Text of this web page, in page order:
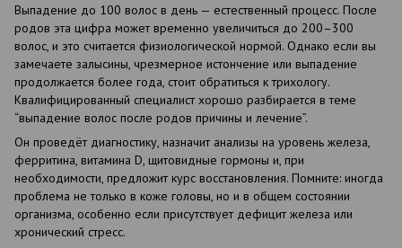
Выпадение до 100 волос в день — естественный процесс. После
родов эта цифра может временно увеличиться до 200–300
волос, и это считается физиологической нормой. Однако если вы
замечаете залысины, чрезмерное истончение или выпадение
продолжается более года, стоит обратиться к трихологу.
Квалифицированный специалист хорошо разбирается в теме
“выпадение волос после родов причины и лечение”.
Он проведёт диагностику, назначит анализы на уровень железа,
ферритина, витамина D, щитовидные гормоны и, при
необходимости, предложит курс восстановления. Помните: иногда
проблема не только в коже головы, но и в общем состоянии
организма, особенно если присутствует дефицит железа или
хронический стресс.